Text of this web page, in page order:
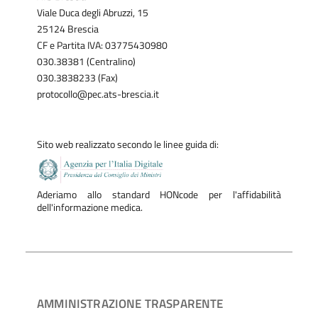
Viale Duca degli Abruzzi, 15
25124 Brescia
CF e Partita IVA: 03775430980
030.38381 (Centralino)
030.3838233 (Fax)
protocollo@pec.ats-brescia.it
Sito web realizzato secondo le linee guida di:
Aderiamo allo standard HONcode per l'affidabilità
dell'informazione medica.
AMMINISTRAZIONE TRASPARENTE